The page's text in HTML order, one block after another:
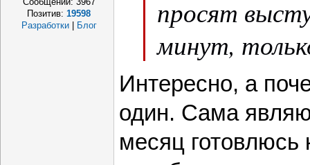
Позитив:19598
Разработки
Блог
просят
минут,
Интересно, а
один. Сама
месяц готовлюсь